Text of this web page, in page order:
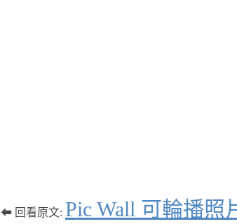
⬅ 回看原文: Pic Wall 可輪播照